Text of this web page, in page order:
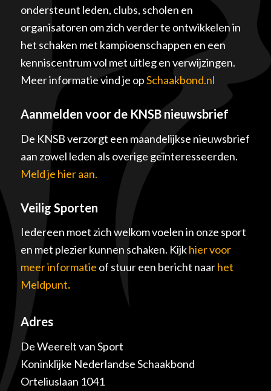
ondersteunt leden, clubs, scholen en
organisatoren om zich verder te ontwikkelen in
het schaken met kampioenschappen en een
kenniscentrum vol met uitleg en verwijzingen.
Meer informatie vind je opSchaakbond.nl
Aanmelden voor de KNSB nieuwsbrief
De KNSB verzorgt een maandelijkse nieuwsbrief
aan zowel leden als overige geïnteresseerden.
Meld je hier aan.
Veilig Sporten
Iedereen moet zich welkom voelen in onze sport
en met plezier kunnen schaken. Kijkhier voor
meer informatie of stuur een bericht naarhet
Meldpunt.
Adres
De Weerelt van Sport
Koninklijke Nederlandse Schaakbond
Orteliuslaan 1041